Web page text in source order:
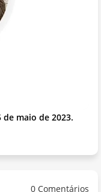
de maio de 2023.
0 Comentários